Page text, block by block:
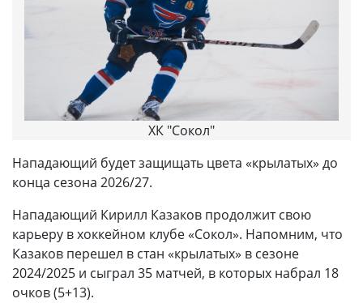
ХК "Сокол"
Нападающий будет защищать цвета «крылатых» до
конца сезона 2026/27.
Нападающий Кирилл Казаков продолжит свою
карьеру в хоккейном клубе «Сокол». Напомним, что
Казаков перешел в стан «крылатых» в сезоне
2024/2025 и сыграл 35 матчей, в которых набрал 18
очков (5+13).